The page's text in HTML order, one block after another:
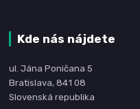
Kde nás nájdete
ul. Jána Poničana 5
Bratislava, 841 08
Slovenská republika